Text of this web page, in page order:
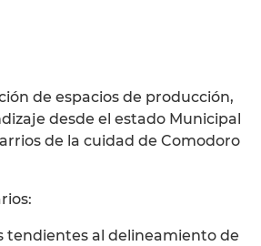
de espacios de producción,
desde el estado Municipal
de la cuidad de Comodoro
tendientes al delineamiento de